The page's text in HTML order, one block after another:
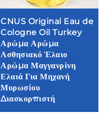
CNUS Original Eau de
Cologne Oil Turkey
Αρώμα Αρώμα
Ασθησιακό Έλαιο
Αρώμα Μαγγανρίνη
Ελαιά Για Μηχανή
Μυρωσίου
Διασκορπιστή